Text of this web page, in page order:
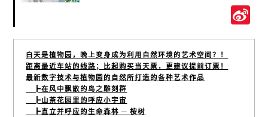
白天是植物园，晚上变身成为利用自然环境的艺术空间？！
距离最近车站的线路；比起购买当天票，更建议提前订票！
最新数字技术与植物园的自然所打造的各种艺术作品
┣在风中飘散的鸟之雕刻群
┣山茶花园里的呼应小宇宙
┣直立并呼应的生命森林 ─ 桉树